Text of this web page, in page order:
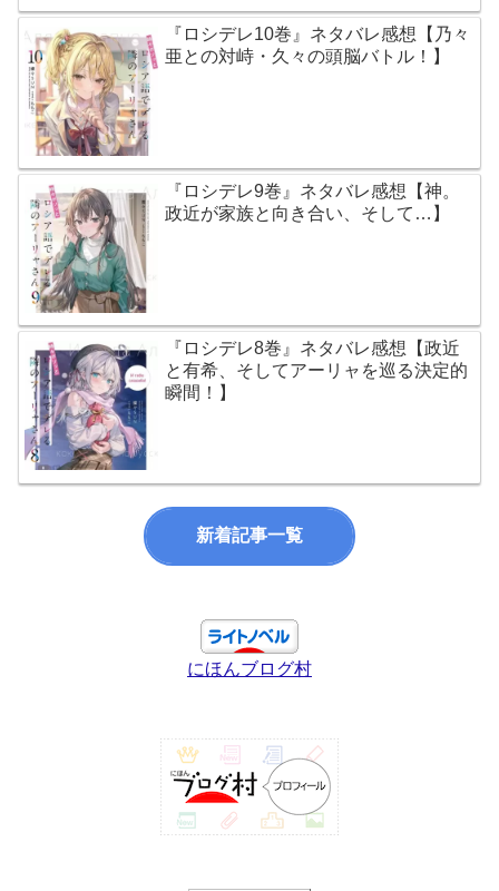
『ロシデレ10巻』ネタバレ感想【乃々
亜との対峙・久々の頭脳バトル！】
『ロシデレ9巻』ネタバレ感想【神。
政近が家族と向き合い、そして…】
『ロシデレ8巻』ネタバレ感想【政近
と有希、そしてアーリャを巡る決定的
瞬間！】
新着記事一覧
にほんブログ村